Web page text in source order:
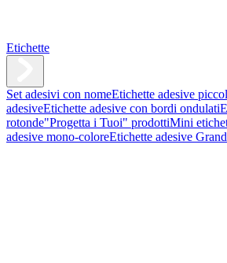
Etichette
Set adesivi con nomeEtichette adesive
adesiveEtichette adesive con bordi ondulati
rotonde"Progetta i Tuoi" prodottiMini
adesive mono-coloreEtichette adesive